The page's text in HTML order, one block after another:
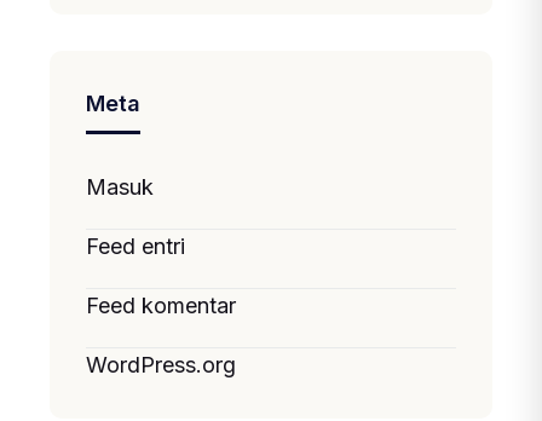
Meta
Masuk
Feed entri
Feed komentar
WordPress.org